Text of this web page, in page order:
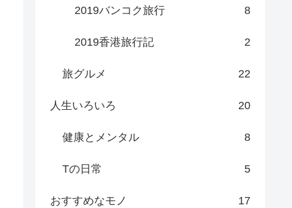
2019バンコク旅行 8
2019香港旅行記 2
旅グルメ 22
人生いろいろ 20
健康とメンタル 8
Tの日常 5
おすすめなモノ 17